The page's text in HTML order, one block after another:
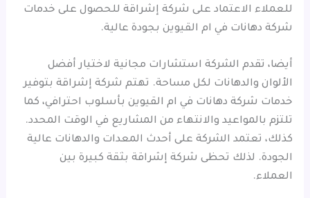
للعملاء الاعتماد على شركة إشراقة للحصول على خدمات
شركة دهانات في ام القيوين بجودة عالية.
أيضا، تقدم الشركة استشارات مجانية لاختيار أفضل
الألوان والدهانات لكل مساحة. تهتم شركة إشراقة بتوفير
خدمات شركة دهانات في ام القيوين بأسلوب احترافي، كما
تلتزم بالمواعيد والانتهاء من المشاريع في الوقت المحدد.
كذلك، تعتمد الشركة على أحدث المعدات والدهانات عالية
الجودة. لذلك تحظى شركة إشراقة بثقة كبيرة بين
العملاء.